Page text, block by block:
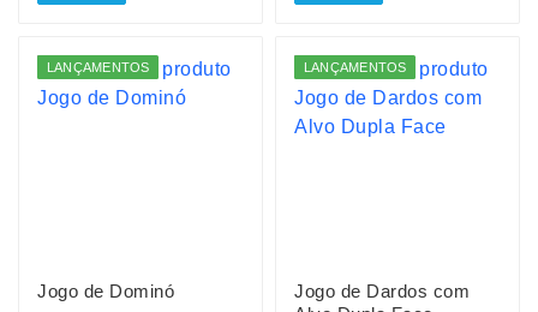
LANÇAMENTOS
Jogo de Dominó
LANÇAMENTOS
Jogo de Dardos com